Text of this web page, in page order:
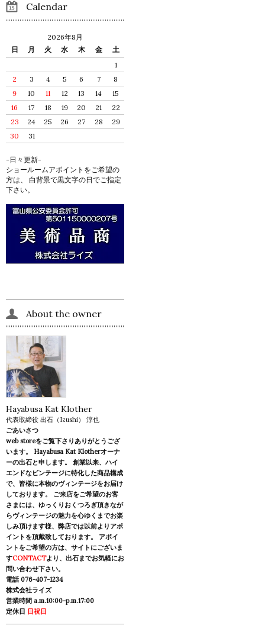
Calendar
2026年8月
日
月 火 水 木 金
土
1
2
3 4 5 6 7
8
9
10 11 12 13 14
15
16
17 18 19 20 21
22
23
24 25 26 27 28
29
30
31
-日々更新-
ショールームアポイントをご希望の
方は、 白背景で黒文字の日でご指定
下さい。
About the owner
Hayabusa Kat Klother
代表取締役 出石（Izushi） 淳也
ごあいさつ
web storeをご覧下さりありがとうござ
います。 Hayabusa Kat Klotherオーナ
ーの出石と申します。 創業以来、ハイ
エンドなビンテージに特化した商品構成
で、皆様に本物のヴィンテージをお届け
しております。 ご来店をご希望のお客
さまには、ゆっくりおくつろぎ頂きなが
らヴィンテージの魅力を心ゆくまでお楽
しみ頂けます様、弊店では以前よりアポ
イントを頂戴致しております。 アポイ
ントをご希望の方は、サイトにございま
すCONTACTより、出石までお気軽にお
問い合わせ下さい。
電話 076-407-1234
株式会社ライズ
営業時間 a.m.10:00-p.m.17:00
定休日 日祝日